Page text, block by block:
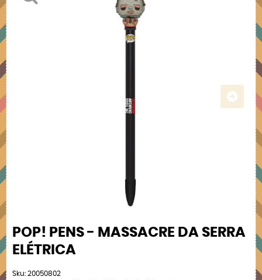
POP! PENS - MASSACRE DA SERRA
ELÉTRICA
Sku: 20050802